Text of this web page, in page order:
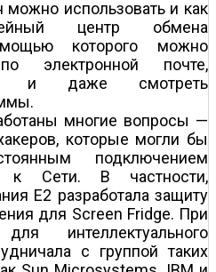
можно использовать и как
центр обмена
которого можно
электронной почте,
и даже смотреть
многие вопросы —
которые могли бы
подключением
к Сети. В частности,
E2 разработала защиту
для Screen Fridge. При
интеллектуального
с группой таких